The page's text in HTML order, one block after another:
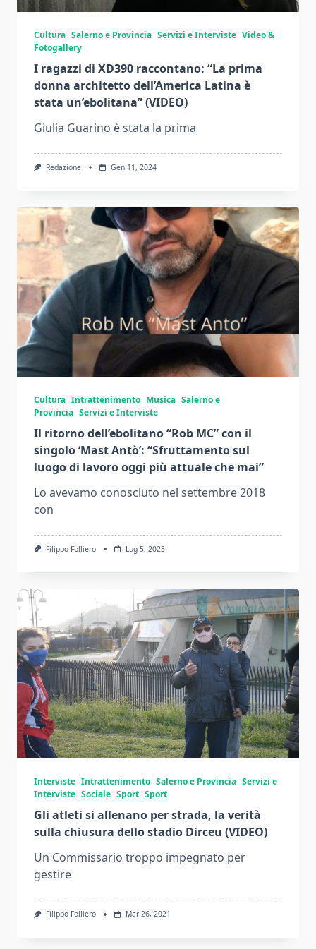
Cultura Salerno e Provincia Servizi e Interviste Video &
Fotogallery
I ragazzi di XD390 raccontano: “La prima
donna architetto dell’America Latina è
stata un’ebolitana” (VIDEO)
Giulia Guarino è stata la prima
Redazione Gen 11, 2024
Cultura Intrattenimento Musica Salerno e
Provincia Servizi e Interviste
Il ritorno dell’ebolitano “Rob MC” con il
singolo ‘Mast Antò’: “Sfruttamento sul
luogo di lavoro oggi più attuale che mai”
Lo avevamo conosciuto nel settembre 2018
con
Filippo Folliero Lug 5, 2023
Interviste Intrattenimento Salerno e Provincia Servizi e
Interviste Sociale Sport Sport
Gli atleti si allenano per strada, la verità
sulla chiusura dello stadio Dirceu (VIDEO)
Un Commissario troppo impegnato per
gestire
Filippo Folliero Mar 26, 2021